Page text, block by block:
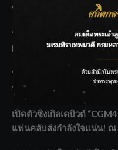
ทั่วไทย
“BILLKIN” สร้างความภาค
Malaysia พร้อมโชว์สุดประ
“สุริยะ” สั่งกรมชลฯ เฝ้าระวั
บริหารเชิงรุกลดเสี่ยงน้ำท่วม
เปิดตัวซิงเกิลเดบิวต์
แฟนคลับส่งกำลังใจแน่น! ณ